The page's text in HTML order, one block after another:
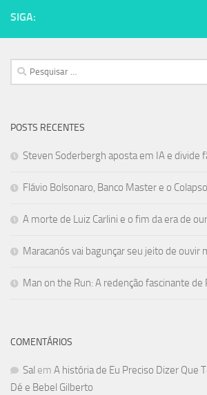
SIGA:
Pesquisar
por:
POSTS RECENTES
Steven Soderbergh aposta em IA e divide
Flávio Bolsonaro, Banco Master e o
A morte de Luiz Carlini e o fim da era de
Maracanós vai bagunçar seu jeito de ouvir
Man on the Run: A redenção fascinante de
COMENTÁRIOS
Sal em A história de Eu Preciso Dizer Que
Dé e Bebel Gilberto